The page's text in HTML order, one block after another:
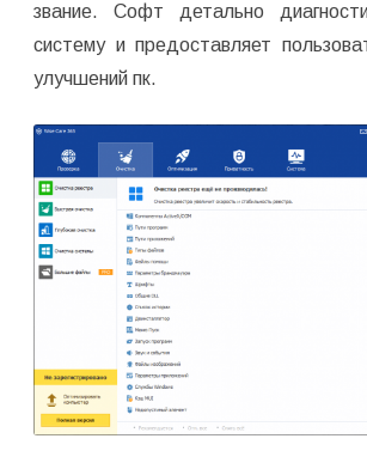
звание. Софт детально
систему и предоставляет
улучшений пк.